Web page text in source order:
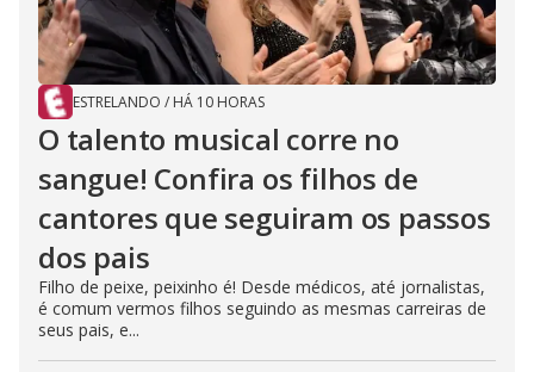
ESTRELANDO / HÁ 10 HORAS
O talento musical corre no
sangue! Confira os filhos de
cantores que seguiram os passos
dos pais
Filho de peixe, peixinho é! Desde médicos, até jornalistas,
é comum vermos filhos seguindo as mesmas carreiras de
seus pais, e...